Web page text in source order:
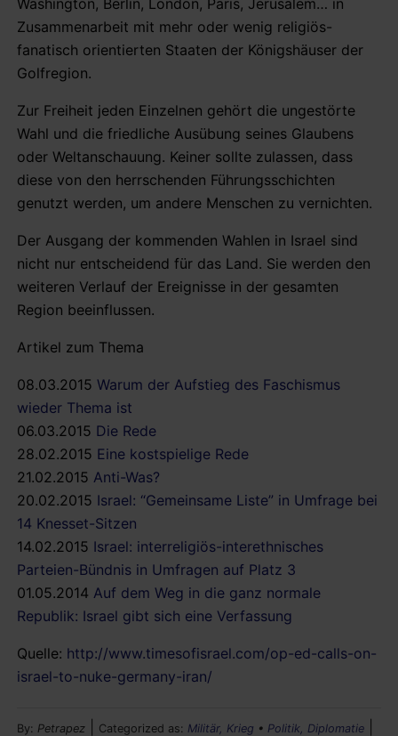
Zusammenarbeit mit mehr oder wenig religiös-
fanatisch orientierten Staaten der Königshäuser der
Golfregion.
Zur Freiheit jeden Einzelnen gehört die ungestörte
Wahl und die friedliche Ausübung seines Glaubens
oder Weltanschauung. Keiner sollte zulassen, dass
diese von den herrschenden Führungsschichten
genutzt werden, um andere Menschen zu vernichten.
Der Ausgang der kommenden Wahlen in Israel sind
nicht nur entscheidend für das Land. Sie werden den
weiteren Verlauf der Ereignisse in der gesamten
Region beeinflussen.
Artikel zum Thema
08.03.2015 Warum der Aufstieg des Faschismus
wieder Thema ist
06.03.2015 Die Rede
28.02.2015 Eine kostspielige Rede
21.02.2015 Anti-Was?
20.02.2015 Israel: “Gemeinsame Liste” in Umfrage bei
14 Knesset-Sitzen
14.02.2015 Israel: interreligiös-interethnisches
Parteien-Bündnis in Umfragen auf Platz 3
01.05.2014 Auf dem Weg in die ganz normale
Republik: Israel gibt sich eine Verfassung
Quelle: http://www.timesofisrael.com/op-ed-calls-on-
israel-to-nuke-germany-iran/
By: Petrapez Categorized as: Militär, Krieg • Politik, Diplomatie